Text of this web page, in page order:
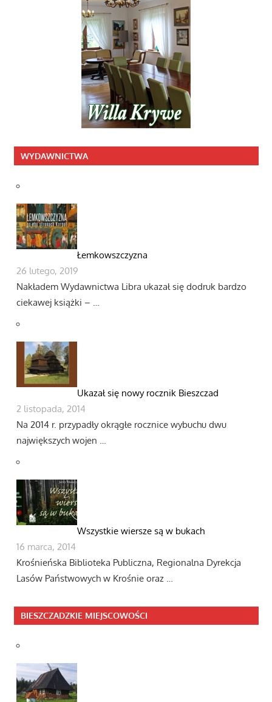
WYDAWNICTWA
Łemkowszczyzna
26 lutego, 2019
Nakładem Wydawnictwa Libra ukazał się dodruk bardzo
ciekawej książki – …
Ukazał się nowy rocznik Bieszczad
2 listopada, 2014
Na 2014 r. przypadły okrągłe rocznice wybuchu dwu
największych wojen …
Wszystkie wiersze są w bukach
16 marca, 2014
Krośnieńska Biblioteka Publiczna, Regionalna Dyrekcja
Lasów Państwowych w Krośnie oraz …
BIESZCZADZKIE MIEJSCOWOŚCI